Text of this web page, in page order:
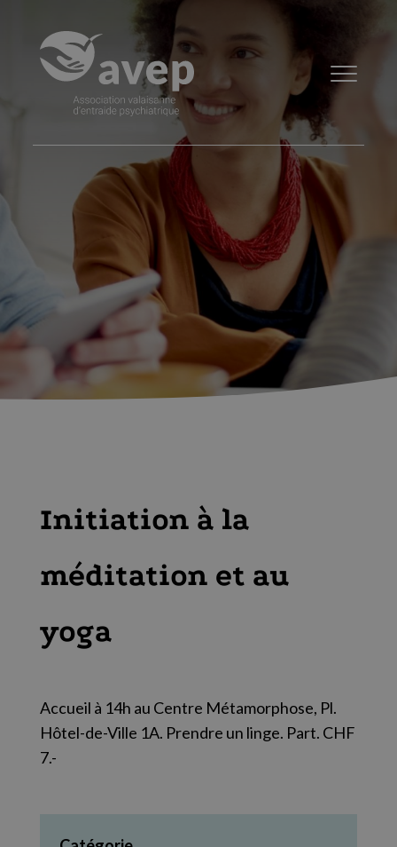
Initiation à la
méditation et au
yoga
Accueil à 14h au Centre Métamorphose, Pl.
Hôtel-de-Ville 1A. Prendre un linge. Part. CHF
7.-